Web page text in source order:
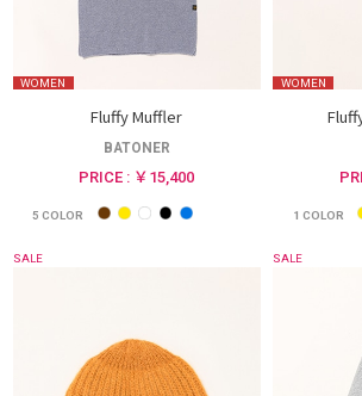
WOMEN
Fluffy Muffler
BATONER
PRICE : ￥15,400
5 COLOR
WOMEN
1 COLOR
SALE SALE